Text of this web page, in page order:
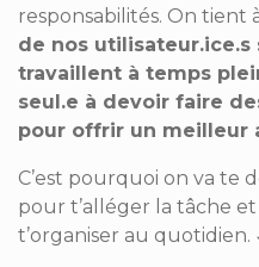
responsabilités. On tient
de nos
travaillent à temps
seul.e à devoir faire
pour offrir un meilleur
C’est pourquoi on va te
pour t’alléger la tâche
t’organiser au quotidien.